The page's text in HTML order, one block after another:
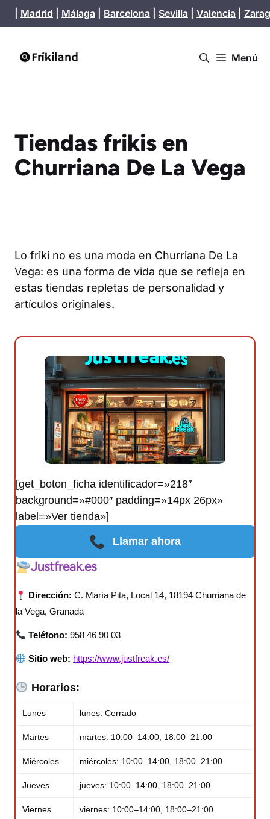
Saltar
al
Madrid Málaga Barcelona Sevilla Valencia
Menú
Tiendas frikis en
Churriana De La Vega
Lo friki no es una moda en Churriana De La
Vega: es una forma de vida que se refleja en
estas tiendas repletas de personalidad y
artículos originales.
[get_boton_ficha identificador=»218″
background=»#000″ padding=»14px 26px»
label=»Ver tienda»]
Llamar ahora
Justfreak.es
Dirección: C. María Pita, Local 14, 18194 Churriana de
la Vega, Granada
Teléfono: 958 46 90 03
Sitio web: https://www.justfreak.es/
Horarios:
Lunes lunes: Cerrado
Martes martes: 10:00–14:00, 18:00–21:00
Miércoles miércoles: 10:00–14:00, 18:00–21:00
Jueves jueves: 10:00–14:00, 18:00–21:00
Viernes viernes: 10:00–14:00, 18:00–21:00